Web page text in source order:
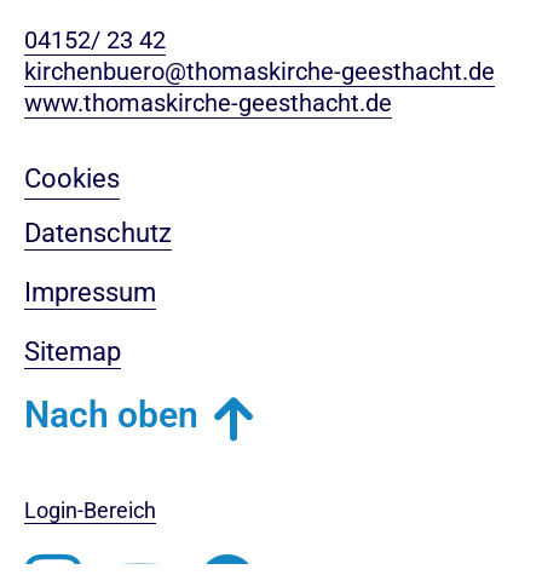
04152/ 23 42
kirchenbuero@thomaskirche-geesthacht.de
www.thomaskirche-geesthacht.de
Cookies
Datenschutz
Impressum
Sitemap
Nach oben
Login-Bereich